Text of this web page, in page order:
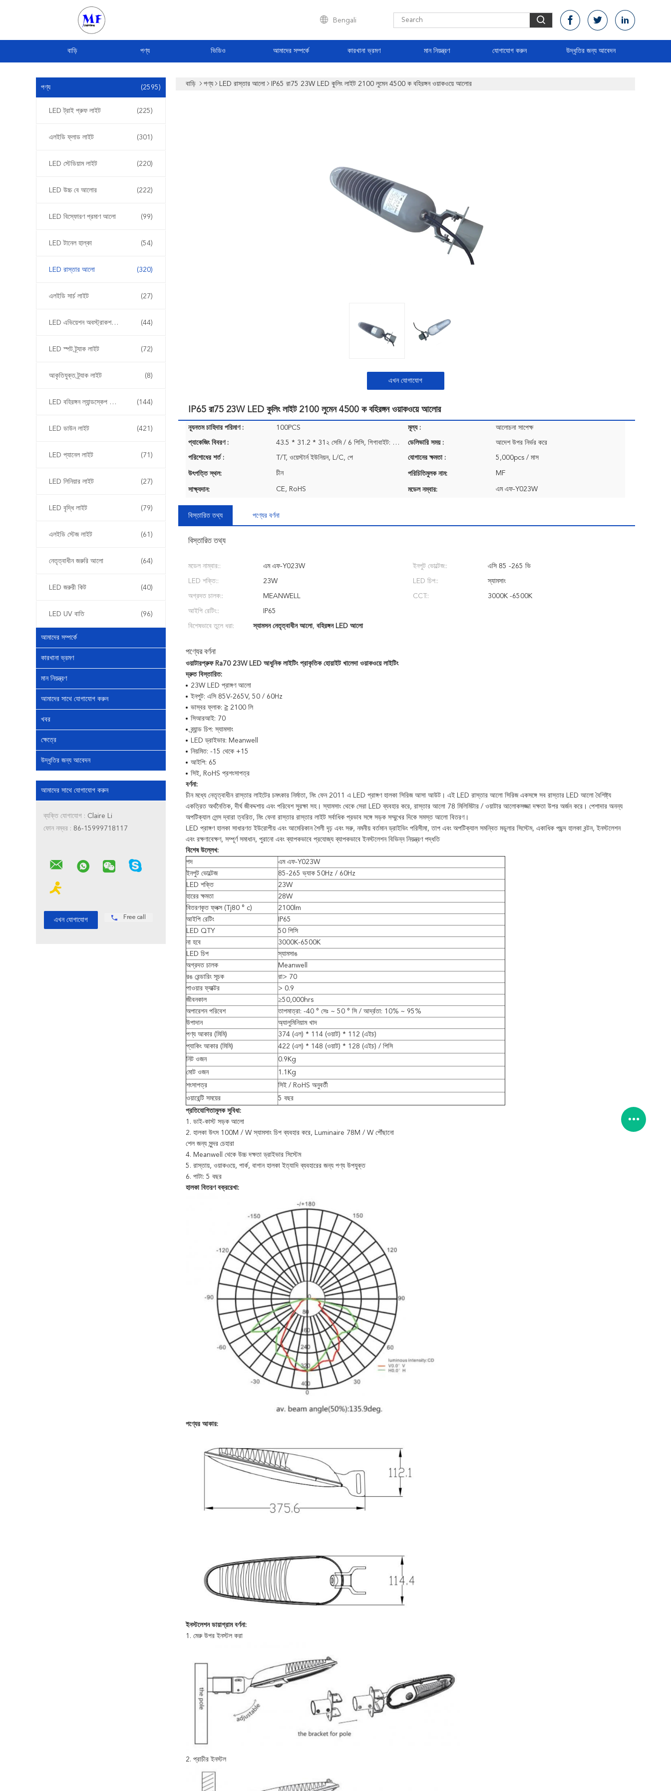
Bengali
বাড়ি পণ্য ভিডিও আমাদের সম্পর্কে কারখানা ভ্রমণ মান নিয়ন্ত্রণ যোগাযোগ করুন উদ্ধৃতির জন্য আবেদন
পণ্য (2595)
LED ট্রাই প্রুফ লাইট (225)
এলইডি ফ্লাড লাইট (301)
LED স্টেডিয়াম লাইট (220)
LED উচ্চ বে আলোর (222)
LED বিস্ফোরণ প্রমাণ আলো (99)
LED টানেল হাল্কা (54)
LED রাস্তার আলো (320)
এলইডি সার্চ লাইট (27)
LED এভিয়েশন অবস্ট্রাকশন লাইট (44)
LED স্পট ট্র্যাক লাইট (72)
আকৃতিযুক্ত ট্র্যাক লাইট (8)
LED বহিরঙ্গন ল্যান্ডস্কেপ আলোর (144)
LED ডাউন লাইট (421)
LED প্যানেল লাইট (71)
LED লিনিয়ার লাইট (27)
LED বৃদ্ধি লাইট (79)
এলইডি স্টেজ লাইট (61)
নেতৃত্বাধীন জরুরি আলো (64)
LED জরুরী কিট (40)
LED UV বাতি (96)
আমাদের সম্পর্কে
কারখানা ভ্রমণ
মান নিয়ন্ত্রণ
আমাদের সাথে যোগাযোগ করুন
খবর
ক্ষেত্রে
উদ্ধৃতির জন্য আবেদন
আমাদের সাথে যোগাযোগ করুন
ব্যক্তি যোগাযোগ : Claire Li
ফোন নম্বর : 86-15999718117
Free call
বাড়ি পণ্য LED রাস্তার আলো IP65 রা75 23W LED কুলিং লাইট 2100 লুমেন 4500 ক বহিরঙ্গন ওয়াকওয়ে আলোর
এখন যোগাযোগ
IP65 রা75 23W LED কুলিং লাইট 2100 লুমেন 4500 ক বহিরঙ্গন ওয়াকওয়ে আলোর
ন্যূনতম চাহিদার পরিমাণ : 100PCS মূল্য : আলোচনা সাপেক্ষ
প্যাকেজিং বিবরণ : 43.5 * 31.2 * 31২ সেমি / 6 পিসি, গিগাবাইট: 1২ কেজি ডেলিভারি সময় : আদেশ উপর নির্ভর করে
পরিশোধের শর্ত : T/T, ওয়েস্টার্ন ইউনিয়ন, L/C, পে যোগানের ক্ষমতা : 5,000pcs / মাস
উৎপত্তি স্থল: চীন পরিচিতিমুলক নাম: MF
সাক্ষ্যদান: CE, RoHS মডেল নম্বার: এম এফ-Y023W
বিস্তারিত তথ্য পণ্যের বর্ণনা
বিস্তারিত তথ্য
মডেল নাম্বার:: এম এফ-Y023W ইনপুট ভোল্টেজ:: এসি 85 -265 ভি
LED শক্তি:: 23W LED চিপ:: স্যামসাং
অগ্রদত চালক:: MEANWELL CCT:: 3000K -6500K
আইপি রেটিং:: IP65
বিশেষভাবে তুলে ধরা: স্যামসন নেতৃত্বাধীন আলো, বহিরঙ্গন LED আলো
পণ্যের বর্ণনা
ওয়াটারপ্রুফ Ra70 23W LED আধুনিক লাইটিং প্রাকৃতিক হোয়াইট খালেদা ওয়াকওয়ে লাইটিং
দ্রুত বিস্তারিত:
23W LED প্রাঙ্গণ আলো
ইনপুট: এসি 85V-265V, 50 / 60Hz
ভাস্বর ফ্লাক: ≧ 2100 লি
সিআরআই: 70
ব্র্যান্ড চিপ: স্যামসাং
LED ড্রাইভার: Meanwell
নিয়মিত: -15 থেকে +15
আইপি: 65
সিই, RoHS প্রশংসাপত্র
বর্ণনা:
চীন মধ্যে নেতৃত্বাধীন রাস্তার লাইটের চমৎকার নির্মাতা, মিং ফেন 2011 এ LED প্রাঙ্গণ হালকা সিরিজ আসা আউট। এই LED রাস্তার আলো সিরিজ একসঙ্গে সব রাস্তার LED আলো বৈশিষ্ট্য
একত্রিত অর্থনৈতিক, দীর্ঘ জীবদ্দশায় এবং পরিবেশ সুরক্ষা সহ। স্যামসাং থেকে সেরা LED ব্যবহার করে, রাস্তার আলো 78 মিলিমিটার / ওয়াটার আলোকসজ্জা দক্ষতা উপর অর্জন করে। পেশাদার অনন্য
অপটিক্যাল লেন্স দ্বারা ত্বরিত, মিং ফেনা রাস্তার রাস্তার লাইট সর্বাধিক প্রভাব সঙ্গে সড়ক সম্মুখের দিকে সমস্ত আলো বিতরণ।
LED প্রাঙ্গণ হালকা সাধারণত ইউরোপীয় এবং আমেরিকান শৈলী দৃঢ় এবং সরু, নমনীয় বর্তমান ড্রাইভিং পরিসীমা, তাপ এবং অপটিক্যাল সমন্বিত মডুলার সিস্টেম, একাধিক পছন্দ হালকা বন্টন, ইনস্টলেশন
এবং রক্ষণাবেক্ষণ, সম্পূর্ণ সমাধান, পুরানো এবং ব্যাপকভাবে প্রযোজ্য ব্যাপকভাবে ইনস্টলেশন বিভিন্ন নিয়ন্ত্রণ পদ্ধতি
বিশেষ উল্লেখ:
পদ
এম এফ-Y023W
ইনপুট ভোল্টেজ
85-265 ভ্যাক 50Hz / 60Hz
LED শক্তি
23W
হারের ক্ষমতা
28W
বিতরণকৃত ফ্লক্স (Tj80 ° c)
2100lm
আইপি রেটিং
IP65
LED QTY
50 পিসি
না হবে
3000K-6500K
LED চিপ
স্যামসাঙ
অগ্রদত চালক
Meanwell
রঙ রেন্ডারিং সূচক
রা> 70
পাওয়ার ফ্যাক্টর
> 0.9
জীবনকাল
≥50,000hrs
অপারেশন পরিবেশ
তাপমাত্রা: -40 ° সেঃ ~ 50 ° সি / আর্দ্রতা: 10% ~ 95%
উপাদান
অ্যালুমিনিয়াম খাদ
পণ্য আকার (মিমি)
374 (এল) * 114 (ওয়াট) * 112 (এইচ)
প্যাকিং আকার (মিমি)
422 (এল) * 148 (ওয়াট) * 128 (এইচ) / পিসি
নিট ওজন
0.9Kg
মোট ওজন
1.1Kg
শংসাপত্র
সিই / RoHS অনুবর্তী
ওয়ারেন্টি সময়ের
5 বছর
প্রতিযোগিতামূলক সুবিধা:
1. ডাই-কাস্ট সড়ক আলো
2. হালকা উৎস 100M / W স্যামসাং চিপ ব্যবহার করে, Luminaire 78M / W পৌঁছানো
শেল জন্য সুন্দর চেহারা
4. Meanwell থেকে উচ্চ দক্ষতা ড্রাইভার সিস্টেম
5. রাস্তায়, ওয়াকওয়ে, পার্ক, বাগান হালকা ইত্যাদি ব্যবহারের জন্য পণ্য উপযুক্ত
6. পাটা: 5 বছর
হালকা বিতরণ বক্ররেখা:
পণ্যের আকার:
ইনস্টলেশন ডায়াগ্রাম বর্ণনা:
1. মেরু উপর ইনস্টল করা
2. প্রাচীর ইনস্টল